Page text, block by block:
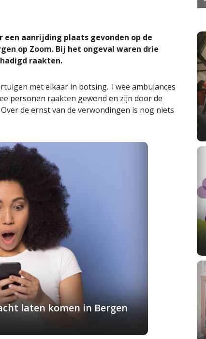
een aanrijding plaats gevonden op de
op Zoom. Bij het ongeval waren drie
raakten.
met elkaar in botsing. Twee ambulances
personen raakten gewond en zijn door de
de ernst van de verwondingen is nog niets
laten komen in Bergen